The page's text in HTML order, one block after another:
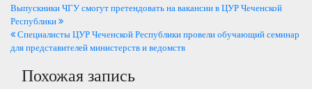
Навигация
по
записям
Выпускники ЧГУ смогут претендовать на вакансии в ЦУР Чеченской
Республики
Специалисты ЦУР Чеченской Республики провели обучающий семинар
для представителей министерств и ведомств
Похожая запись